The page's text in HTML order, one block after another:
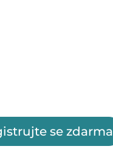
se zdarma